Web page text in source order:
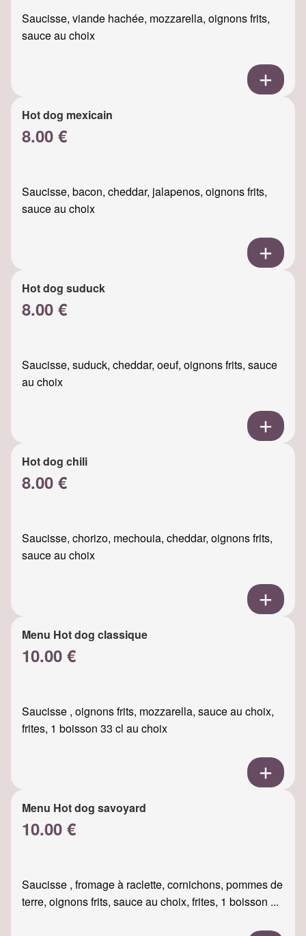
Saucisse, viande hachée, mozzarella, oignons frits,
sauce au choix
Hot dog mexicain
8.00 €
Saucisse, bacon, cheddar, jalapenos, oignons frits,
sauce au choix
Hot dog suduck
8.00 €
Saucisse, suduck, cheddar, oeuf, oignons frits, sauce
au choix
Hot dog chili
8.00 €
Saucisse, chorizo, mechouia, cheddar, oignons frits,
sauce au choix
Menu Hot dog classique
10.00 €
Saucisse , oignons frits, mozzarella, sauce au choix,
frites, 1 boisson 33 cl au choix
Menu Hot dog savoyard
10.00 €
Saucisse , fromage à raclette, cornichons, pommes de
terre, oignons frits, sauce au choix, frites, 1 boisson ...